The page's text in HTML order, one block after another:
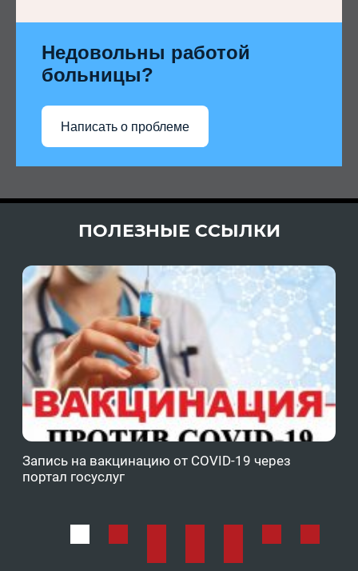
Недовольны работой
больницы?
Написать о проблеме
ПОЛЕЗНЫЕ ССЫЛКИ
Запись на вакцинацию от COVID-19 через
портал госуслуг